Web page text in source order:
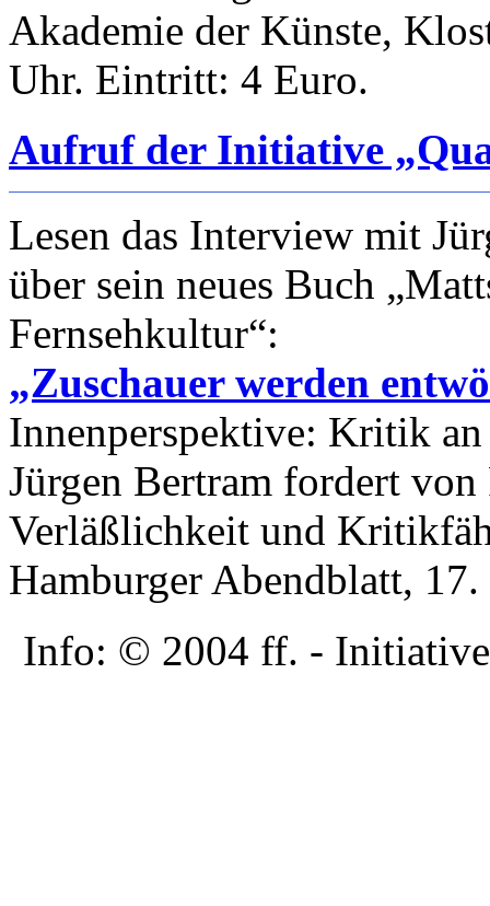
Akademie der Künste,
Uhr. Eintritt: 4 Euro.
Aufruf der Initiative
Lesen das Interview mit
über sein neues Buch
Fernsehkultur“:
„Zuschauer werden
Innenperspektive: Kritik
Jürgen Bertram fordert von
Verläßlichkeit und
Hamburger Abendblatt, 17.
Info: © 2004 ff. -